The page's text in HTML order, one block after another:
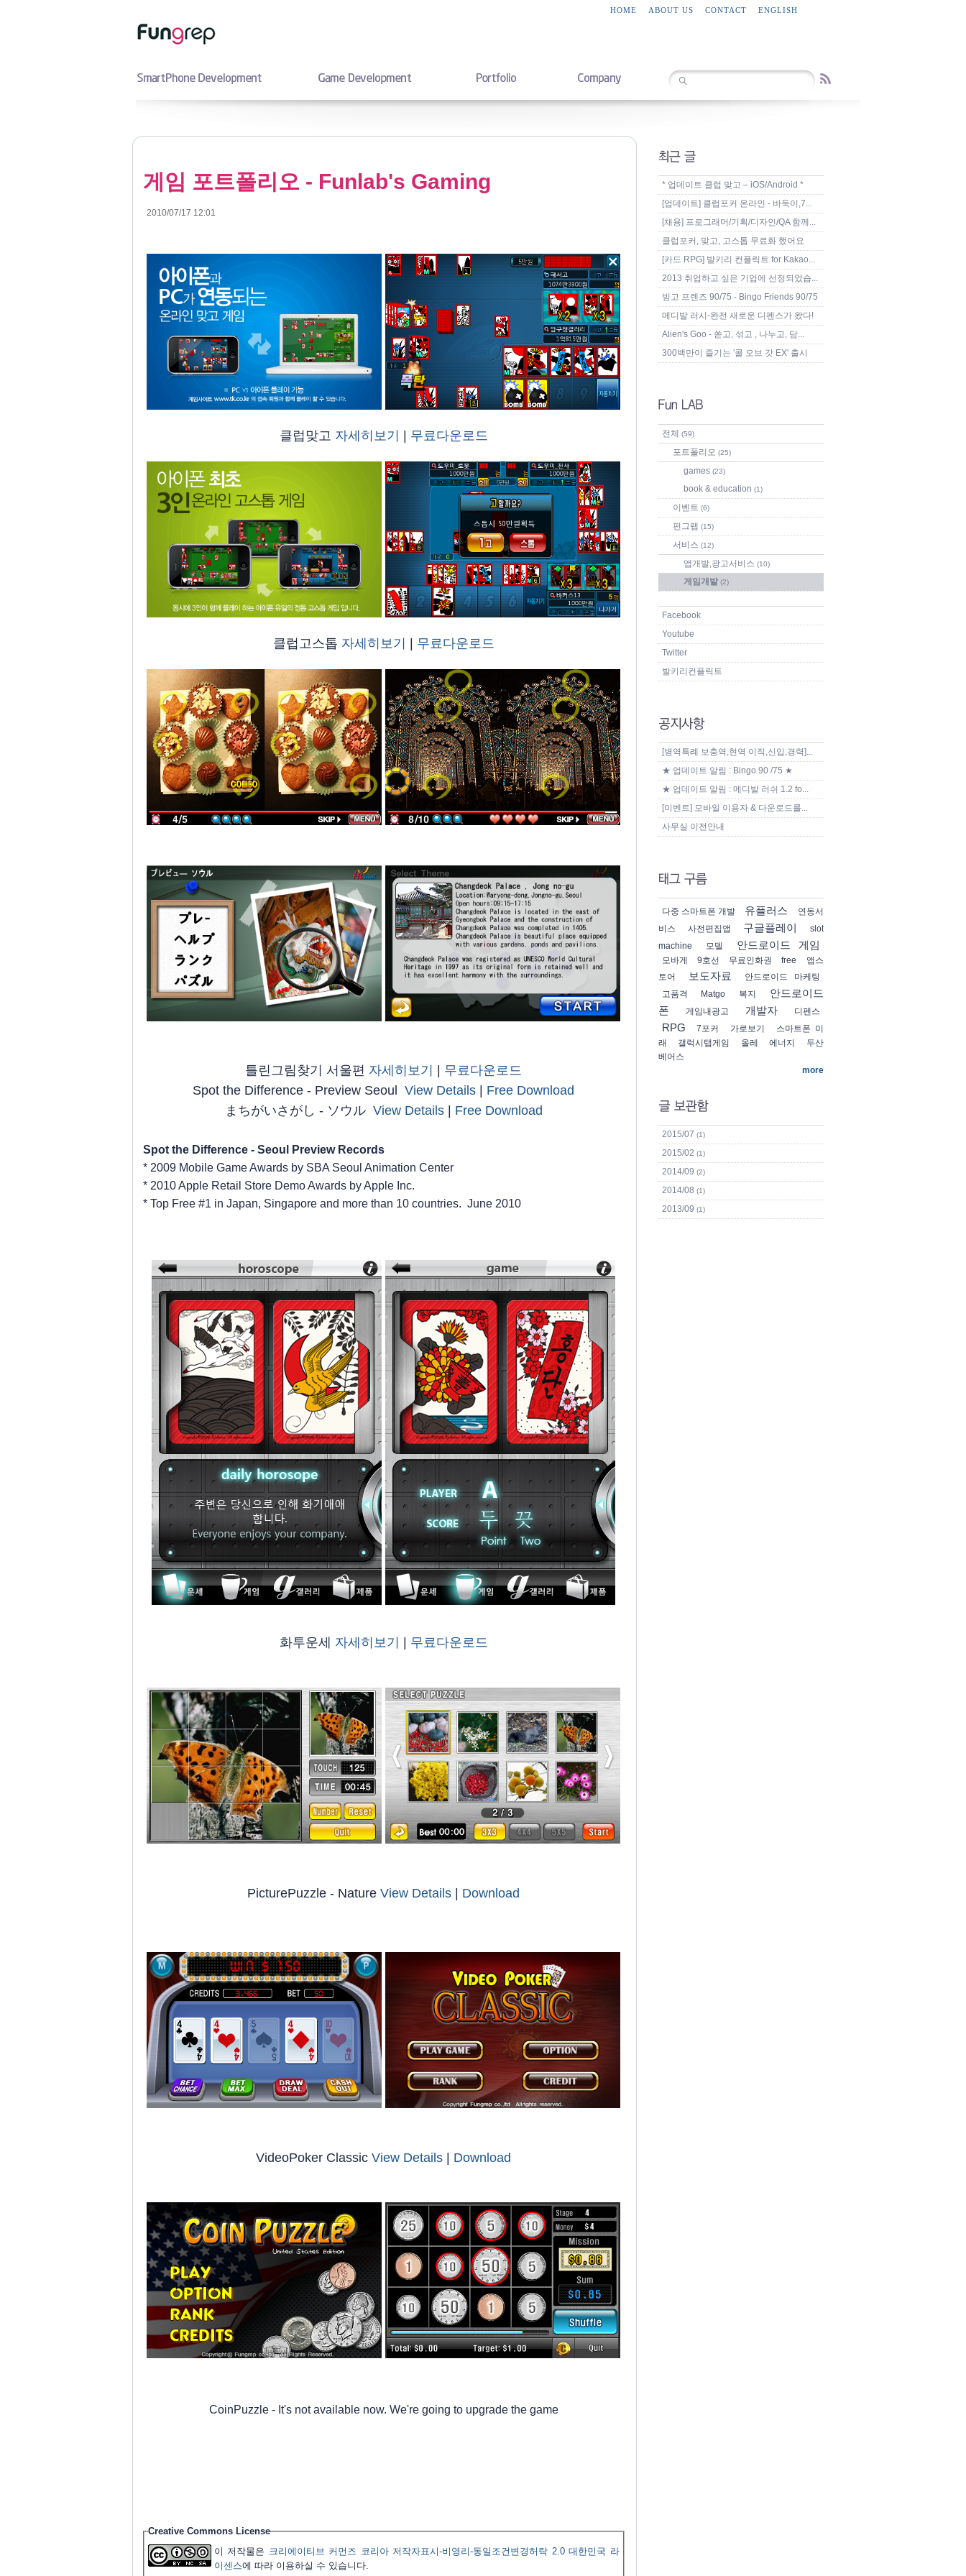
ENGLISH
CONTACT
ABOUT US
HOME
게임 포트폴리오 - Funlab's Gaming
2010/07/17 12:01
클럽맞고 자세히보기 | 무료다운로드
클럽고스톱 자세히보기 | 무료다운로드
틀린그림찾기 서울편 자세히보기
무료다운로드
Spot the Difference - Preview Seoul View Details
Free Download
まちがいさがし - ソウル View Details| Free Download
Spot the Difference - Seoul Preview Records
* 2009 Mobile Game Awards by SBA Seoul Animation Center
* 2010 Apple Retail Store Demo Awards by Apple Inc.
* Top Free #1 in Japan, Singapore and more than 10 countries. June 2010
화투운세 자세히보기 무료다운로드
PicturePuzzle - Nature View Details | Download
VideoPoker Classic View Details Download
CoinPuzzle - It's not available now. We're going to upgrade the game
Creative Commons License
이 저작물은 크리에이티브 커먼즈 코리아 저작자표시-비영리-동일조건변경허락 2.0 대한민국 라
이센스에 따라 이용하실 수 있습니다.
* 업데이트 클럽 맞고 – iOS/Android *
[업데이트] 클럽포커 온라인 - 바둑이,7...
[채용] 프로그래머/기획/디자인/QA 함께...
클럽포커, 맞고, 고스톱 무료화 했어요
[카드 RPG] 발키리 컨플릭트 for Kakao...
2013 취업하고 싶은 기업에 선정되었습...
빙고 프렌즈 90/75 - Bingo Friends 90/75
메디발 러시-완전 새로운 디펜스가 왔다!
Alien's Goo - 쏟고, 섞고 , 나누고, 담...
300백만이 즐기는 '콜 오브 갓 EX' 출시
전체 (59)
포트폴리오 (25)
games (23)
book & education (1)
이벤트 (6)
펀그랩 (15)
서비스 (12)
앱개발,광고서비스 (10)
게임개발 (2)
Facebook
Youtube
Twitter
발키리컨플릭트
[병역특례 보충역,현역 이직,신입,경력]...
★ 업데이트 알림 : Bingo 90 /75 ★
★ 업데이트 알림 : 메디발 러쉬 1.2 fo...
[이벤트] 모바일 이용자 & 다운로드를...
사무실 이전안내
다중 스마트폰 개발 유플러스
연동서
비스
사전편집앱 구글플레이
slot
machine
모델 안드로이드 게임
모바게 9호선 무료인화권 free
앱스
토어
보도자료
안드로이드 마케팅
고품격
Matgo 복지
안드로이드
폰
게임내광고 개발자 디펜스
RPG 7포커 가로보기
스마트폰 미
래
갤럭시탭게임 올레 에너지
두산
베어스
more
2015/07 (1)
2015/02 (1)
2014/09 (2)
2014/08 (1)
2013/09 (1)